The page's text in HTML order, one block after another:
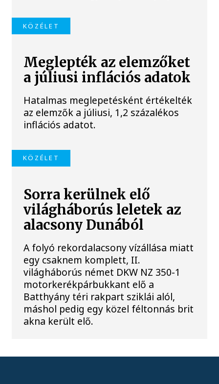
KÖZÉLET
Meglepték az elemzőket
a júliusi inflációs adatok
Hatalmas meglepetésként értékelték
az elemzők a júliusi, 1,2 százalékos
inflációs adatot.
KÖZÉLET
Sorra kerülnek elő
világháborús leletek az
alacsony Dunából
A folyó rekordalacsony vízállása miatt
egy csaknem komplett, II.
világháborús német DKW NZ 350-1
motorkerékpárbukkant elő a
Batthyány téri rakpart sziklái alól,
máshol pedig egy közel féltonnás brit
akna került elő.